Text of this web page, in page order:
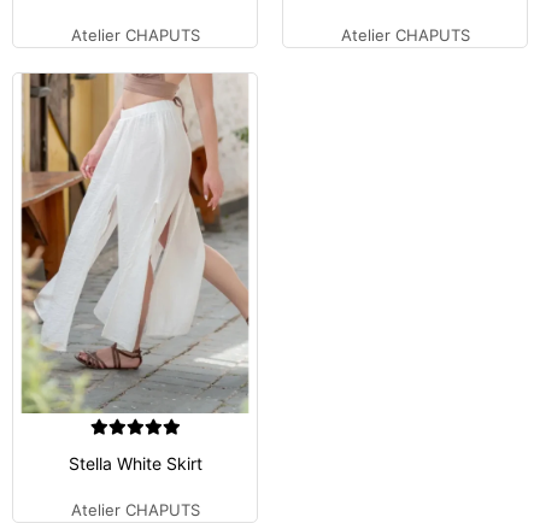
Atelier CHAPUTS Atelier CHAPUTS
Stella White Skirt
Atelier CHAPUTS